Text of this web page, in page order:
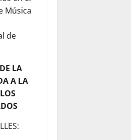
Música
de
LA
A LA